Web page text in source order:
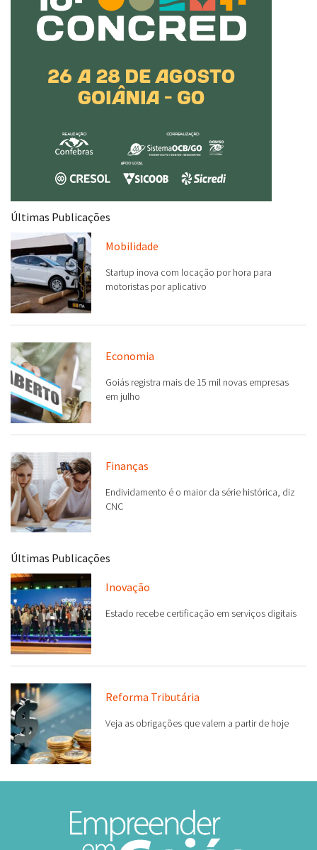
Últimas Publicações
Mobilidade
Startup inova com locação por hora para
motoristas por aplicativo
Economia
Goiás registra mais de 15 mil novas empresas
em julho
Finanças
Endividamento é o maior da série histórica, diz
CNC
Últimas Publicações
Inovação
Estado recebe certificação em serviços digitais
Reforma Tributária
Veja as obrigações que valem a partir de hoje